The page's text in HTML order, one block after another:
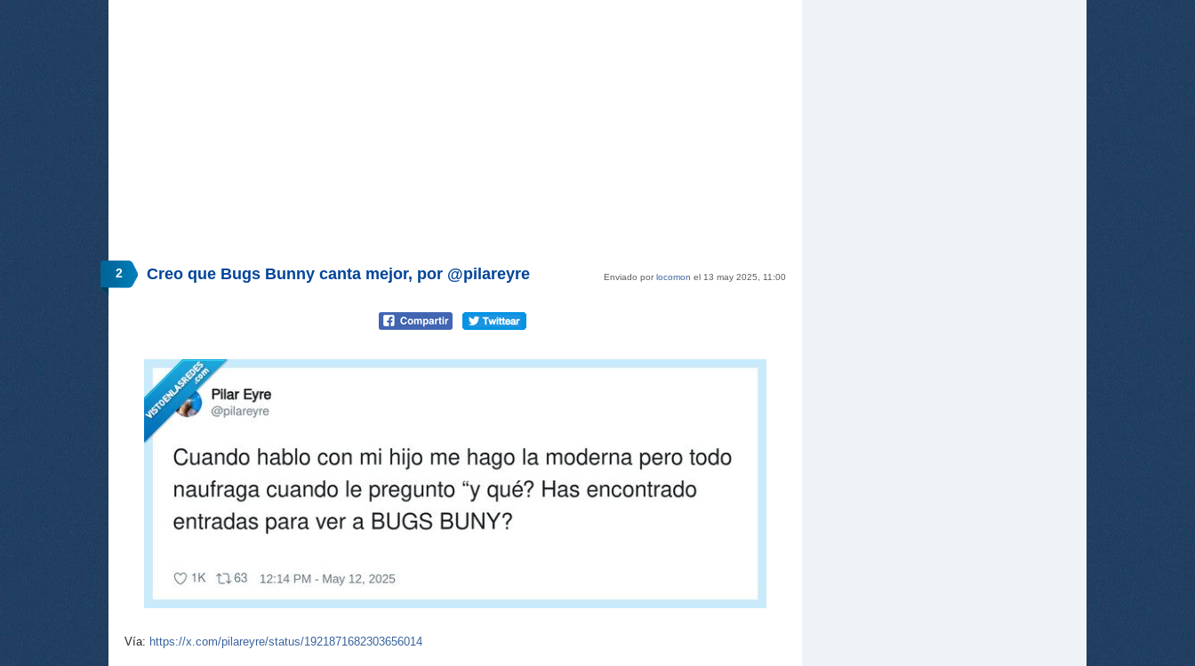
2 Enviado porlocomon el 13 may 2025, 11:00
Creo que Bugs Bunny canta mejor, por @pilareyre
Vía: https://x.com/pilareyre/status/1921871682303656014